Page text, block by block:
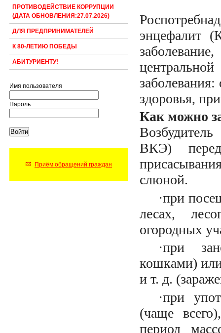
ПРОТИВОДЕЙСТВИЕ КОРРУПЦИИ
(ДАТА ОБНОВЛЕНИЯ:27.07.2026)
ДЛЯ ПРЕДПРИНИМАТЕЛЕЙ
К 80-ЛЕТИЮ ПОБЕДЫ
АБИТУРИЕНТУ!
Имя пользователя
Пароль
Приём обращений граждан
энцефалит
здоровья,
Как можно
ВКЭ)
слюной.
·при
лесах,
огородных
·при
кошками)
и т. д.
·при
(чаще
период